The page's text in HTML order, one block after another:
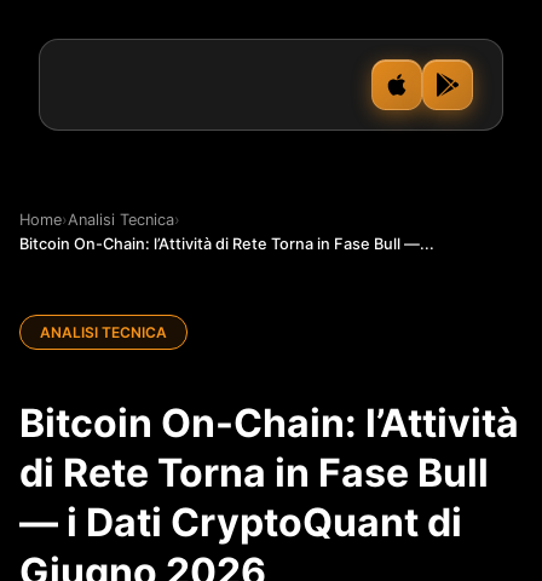
Home›Analisi Tecnica›
Bitcoin On-Chain: l’Attività di Rete Torna in Fase Bull —...
ANALISI TECNICA
Bitcoin On-Chain: l’Attività
di Rete Torna in Fase Bull
— i Dati CryptoQuant di